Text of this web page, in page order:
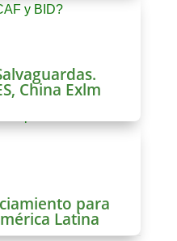
China Exlm
para
Latina